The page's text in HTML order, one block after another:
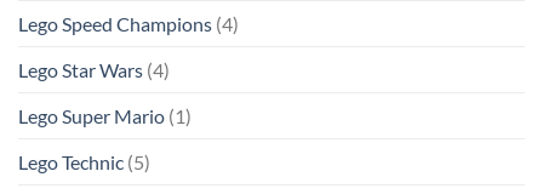
Lego Speed Champions (4)
Lego Star Wars (4)
Lego Super Mario (1)
Lego Technic (5)